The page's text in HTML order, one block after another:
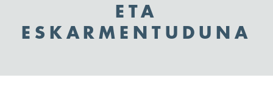
ETA
ESKARMENTUDUNA